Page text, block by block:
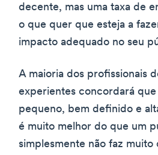
decente, mas uma taxa de
o que quer que esteja a
impacto adequado no seu
A maioria dos profissionais
experientes concordará
pequeno, bem definido e
é muito melhor do que um
simplesmente não faz muito